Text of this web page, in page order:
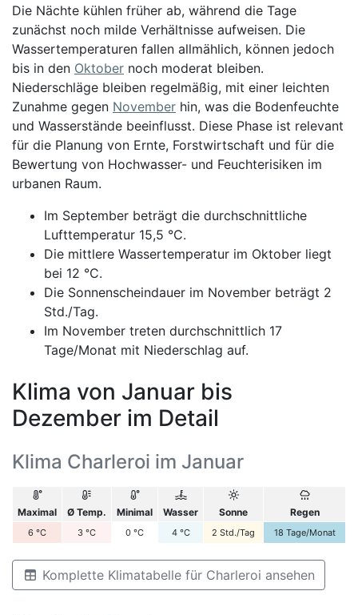
Die Nächte kühlen früher ab, während die Tage
zunächst noch milde Verhältnisse aufweisen. Die
Wassertemperaturen fallen allmählich, können jedoch
bis in den Oktober noch moderat bleiben.
Niederschläge bleiben regelmäßig, mit einer leichten
Zunahme gegen November hin, was die Bodenfeuchte
und Wasserstände beeinflusst. Diese Phase ist relevant
für die Planung von Ernte, Forstwirtschaft und für die
Bewertung von Hochwasser- und Feuchterisiken im
urbanen Raum.
Im September beträgt die durchschnittliche
Lufttemperatur 15,5 °C.
Die mittlere Wassertemperatur im Oktober liegt
bei 12 °C.
Die Sonnenscheindauer im November beträgt 2
Std./Tag.
Im November treten durchschnittlich 17
Tage/Monat mit Niederschlag auf.
Klima von Januar bis
Dezember im Detail
Klima Charleroi im Januar
Maximal Ø Temp. Minimal Wasser Sonne Regen
6 °C 3 °C 0 °C 4 °C 2 Std./Tag 18 Tage/Monat
Komplette Klimatabelle für Charleroi ansehen